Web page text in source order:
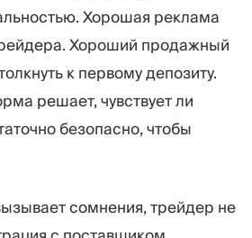
Хорошая реклама
Хороший продажный
к первому депозиту.
решает, чувствует ли
безопасно, чтобы
сомнения, трейдер не